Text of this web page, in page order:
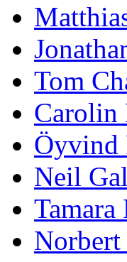
Tom
Carolin
Öyvind
Neil
Tamara